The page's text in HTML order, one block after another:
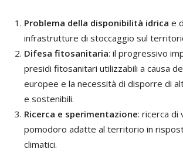
Problema della disponibilità idrica e
infrastrutture di stoccaggio sul
Difesa fitosanitaria: il progressivo
presidi fitosanitari utilizzabili a causa
europee e la necessità di disporre di
e sostenibili.
Ricerca e sperimentazione: ricerca di
pomodoro adatte al territorio in
climatici.